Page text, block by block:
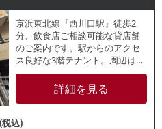
京浜東北線『西川口駅』徒歩2
分、飲食店ご相談可能な貸店舗
のご案内です。駅からのアクセ
ス良好な3階テナント。周辺はラ
ーメンや中華料理など多数飲食
店が盛業しており、飲食店にお
すすめの立地です。諸条件等、
い。
詳細を見る
税込)